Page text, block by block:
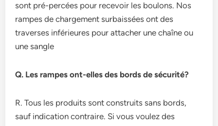
sont pré-percées pour recevoir les boulons. Nos
rampes de chargement surbaissées ont des
traverses inférieures pour attacher une chaîne ou
une sangle
Q. Les rampes ont-elles des bords de sécurité?
R. Tous les produits sont construits sans bords,
sauf indication contraire. Si vous voulez des